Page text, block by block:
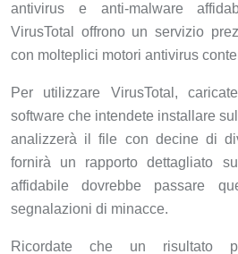
antivirus e anti-malware
VirusTotal offrono un servizio
con molteplici motori antivirus
Per utilizzare VirusTotal,
software che intendete installare
analizzerà il file con decine di
fornirà un rapporto dettagliato
affidabile dovrebbe passare
segnalazioni di minacce.
Ricordate che un risultato